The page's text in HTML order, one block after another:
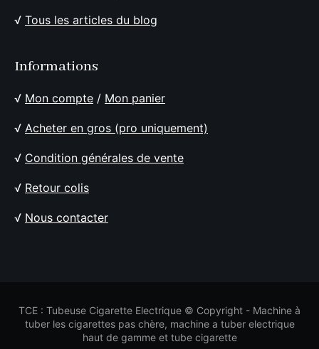
√ Tous les articles du blog
Informations
√ Mon compte / Mon panier
√ Acheter en gros (pro uniquement)
√ Condition générales de vente
√ Retour colis
√ Nous contacter
TCE : Tubeuse Cigarette Electrique © Copyright - Machine à
tuber les cigarettes pas chère, machine a tuber electrique
haut de gamme et tube cigarette